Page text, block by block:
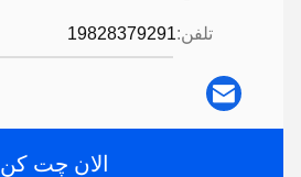
تلفن:19828379291
الان چت کن